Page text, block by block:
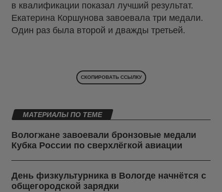
в квалификации показал лучший результат.
Екатерина Коршунова завоевала три медали.
Один раз была второй и дважды третьей.
СКОПИРОВАТЬ ССЫЛКУ
МАТЕРИАЛЫ ПО ТЕМЕ
Вологжане завоевали бронзовые медали
Кубка России по сверхлёгкой авиации
День физкультурника в Вологде начнётся с
общегородской зарядки